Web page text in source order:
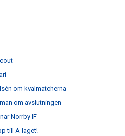
om kvalmatcherna
om avslutningen
Norrby IF
till A-laget!